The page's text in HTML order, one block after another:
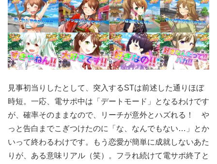
見事初当りしたとして、突入するSTは前述した通りほぼ
時短。一応、電サポ中は「デートモード」となるわけです
が、確率そのままなので、リーチが意外とハズれる！ や
っと告白までこぎつけたのに「な、なんでもない…」とか
いって終わるわけです。もう恋愛が簡単に成就しないあた
りが、ある意味リアル（笑）。フラれ続けて電サポ終了と